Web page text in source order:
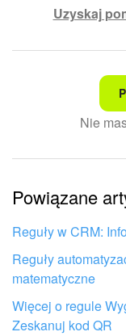
Uzyskaj
To nie jest to,
Informacje są
Artykuł jest za
Nie podoba mi
Nie
Powiązane
Reguły w CRM:
Reguły
matematyczne
Więcej o regule
Zeskanuj kod QR